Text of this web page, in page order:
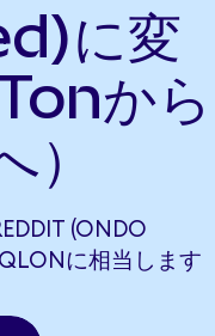
に変
から
(ONDO
に相当します